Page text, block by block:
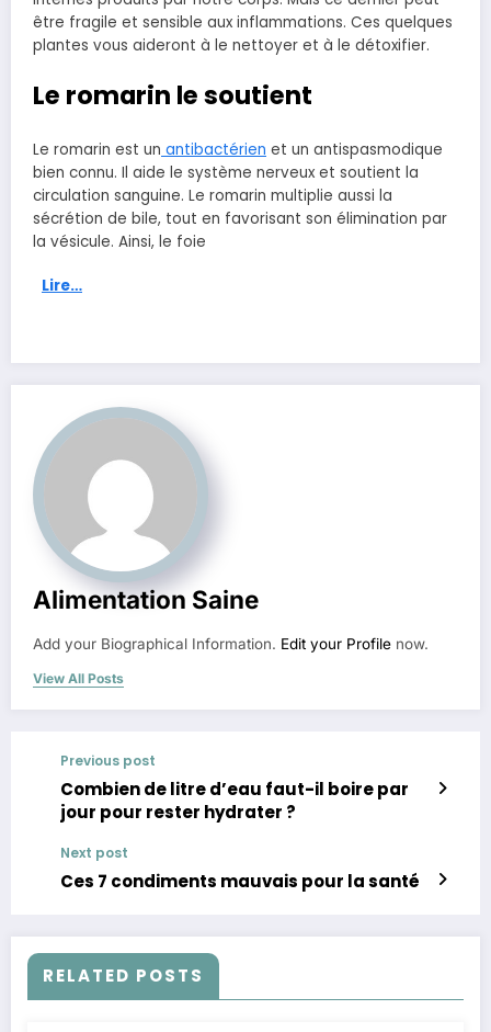
être fragile et sensible aux inflammations. Ces quelques
plantes vous aideront à le nettoyer et à le détoxifier.
Le romarin le soutient
Le romarin est un antibactérien et un antispasmodique
bien connu. Il aide le système nerveux et soutient la
circulation sanguine. Le romarin multiplie aussi la
sécrétion de bile, tout en favorisant son élimination par
la vésicule. Ainsi, le foie
Lire…
Alimentation Saine
Add your Biographical Information. Edit your Profile now.
View All Posts
Previous post
Combien de litre d’eau faut-il boire par
jour pour rester hydrater ?
Next post
Ces 7 condiments mauvais pour la santé
RELATED POSTS